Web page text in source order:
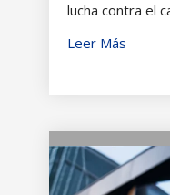
lucha contra el
Leer Más